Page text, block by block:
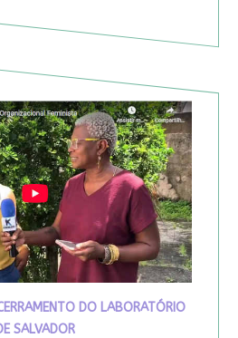
DO LABORATÓRIO
SALVADOR